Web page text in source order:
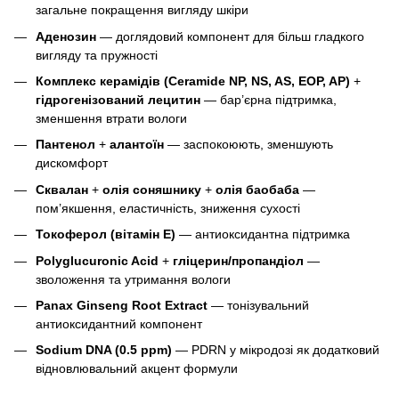
загальне покращення вигляду шкіри
Аденозин — доглядовий компонент для більш гладкого
вигляду та пружності
Комплекс керамідів (Ceramide NP, NS, AS, EOP, AP) +
гідрогенізований лецитин — бар’єрна підтримка,
зменшення втрати вологи
Пантенол + алантоїн — заспокоюють, зменшують
дискомфорт
Сквалан + олія соняшнику + олія баобаба —
пом’якшення, еластичність, зниження сухості
Токоферол (вітамін E) — антиоксидантна підтримка
Polyglucuronic Acid + гліцерин/пропандіол —
зволоження та утримання вологи
Panax Ginseng Root Extract — тонізувальний
антиоксидантний компонент
Sodium DNA (0.5 ppm) — PDRN у мікродозі як додатковий
відновлювальний акцент формули